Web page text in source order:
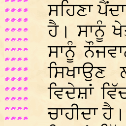
ਸਹਿਣਾ
ਹੈ। ਸਾਨੂੰ
ਸਾਨੂੰ
ਸਿਖਾਉਣ
ਵਿਦੇਸ਼ਾਂ
ਚਾਹੀਦਾ